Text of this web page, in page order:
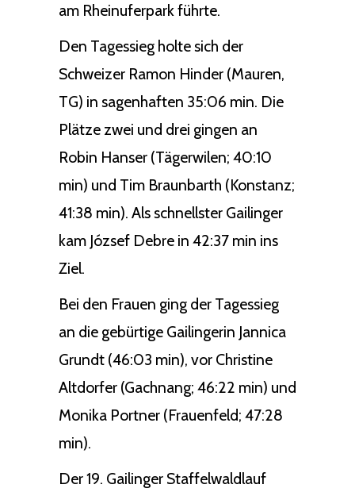
am Rheinuferpark führte.
Den Tagessieg holte sich der
Schweizer Ramon Hinder (Mauren,
TG) in sagenhaften 35:06 min. Die
Plätze zwei und drei gingen an
Robin Hanser (Tägerwilen; 40:10
min) und Tim Braunbarth (Konstanz;
41:38 min). Als schnellster Gailinger
kam József Debre in 42:37 min ins
Ziel.
Bei den Frauen ging der Tagessieg
an die gebürtige Gailingerin Jannica
Grundt (46:03 min), vor Christine
Altdorfer (Gachnang; 46:22 min) und
Monika Portner (Frauenfeld; 47:28
min).
Der 19. Gailinger Staffelwaldlauf